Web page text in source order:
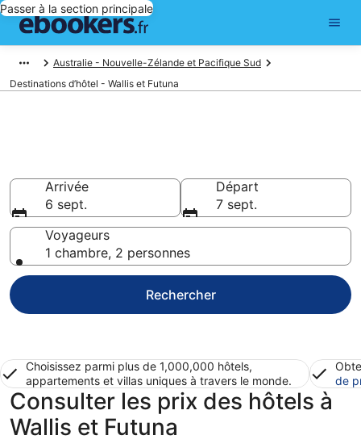
Passer à la section principale
Australie - Nouvelle-Zélande et Pacifique Sud
Destinations d’hôtel - Wallis et Futuna
Arrivée
6 sept.
Départ
7 sept.
Voyageurs
1 chambre, 2 personnes
Rechercher
Choisissez parmi plus de 1,000,000 hôtels,
appartements et villas uniques à travers le monde.
de
Consulter les prix des hôtels à
Wallis et Futuna